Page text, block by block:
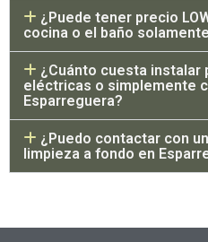
¿Puede tener precio
cocina o el baño
¿Cuánto cuesta instalar
eléctricas o simplemente
Esparreguera?
¿Puedo contactar con
limpieza a fondo en